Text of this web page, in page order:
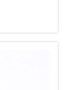
της επίδοσης
γίνεται